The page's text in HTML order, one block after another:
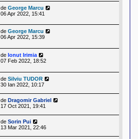
de George Marcu
06 Apr 2022, 15:41
de George Marcu
06 Apr 2022, 15:39
de Ionut Irimia
07 Feb 2022, 18:52
de Silviu TUDOR
30 Ian 2022, 10:17
de Dragomir Gabriel
17 Oct 2021, 19:41
de Sorin Pui
13 Mar 2021, 22:46